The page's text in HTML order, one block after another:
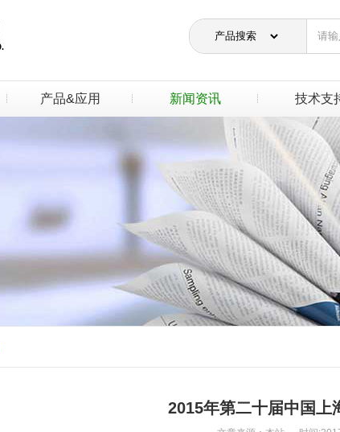
产品&应用 新闻资讯 技术支
2015年第二十届中国上